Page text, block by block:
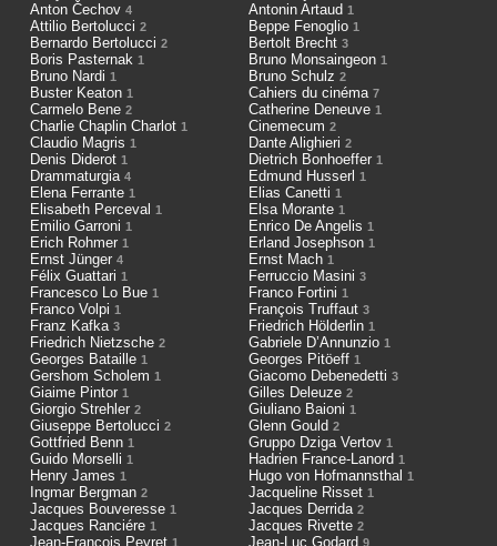
Anton Čechov 4 Antonin Artaud 1
Attilio Bertolucci 2 Beppe Fenoglio 1
Bernardo Bertolucci 2 Bertolt Brecht 3
Boris Pasternak 1 Bruno Monsaingeon 1
Bruno Nardi 1 Bruno Schulz 2
Buster Keaton 1 Cahiers du cinéma 7
Carmelo Bene 2 Catherine Deneuve 1
Charlie Chaplin Charlot 1 Cinemecum 2
Claudio Magris 1 Dante Alighieri 2
Denis Diderot 1 Dietrich Bonhoeffer 1
Drammaturgia 4 Edmund Husserl 1
Elena Ferrante 1 Elias Canetti 1
Elisabeth Perceval 1 Elsa Morante 1
Emilio Garroni 1 Enrico De Angelis 1
Erich Rohmer 1 Erland Josephson 1
Ernst Jünger 4 Ernst Mach 1
Félix Guattari 1 Ferruccio Masini 3
Francesco Lo Bue 1 Franco Fortini 1
Franco Volpi 1 François Truffaut 3
Franz Kafka 3 Friedrich Hölderlin 1
Friedrich Nietzsche 2 Gabriele D’Annunzio 1
Georges Bataille 1 Georges Pitöeff 1
Gershom Scholem 1 Giacomo Debenedetti 3
Giaime Pintor 1 Gilles Deleuze 2
Giorgio Strehler 2 Giuliano Baioni 1
Giuseppe Bertolucci 2 Glenn Gould 2
Gottfried Benn 1 Gruppo Dziga Vertov 1
Guido Morselli 1 Hadrien France-Lanord 1
Henry James 1 Hugo von Hofmannsthal 1
Ingmar Bergman 2 Jacqueline Risset 1
Jacques Bouveresse 1 Jacques Derrida 2
Jacques Ranciére 1 Jacques Rivette 2
Jean-François Peyret 1 Jean-Luc Godard 9